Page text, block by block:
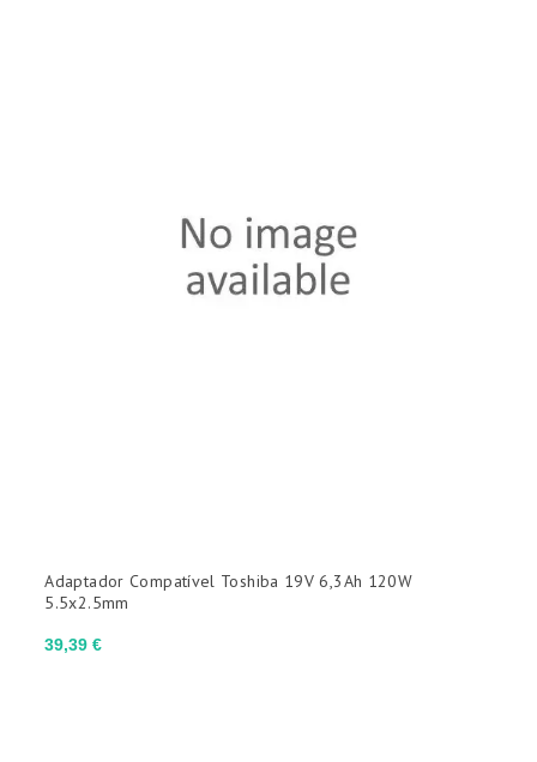
Preço
39,39 €
Adaptador Compatível Toshiba 19V 6,3Ah 120W
5.5x2.5mm